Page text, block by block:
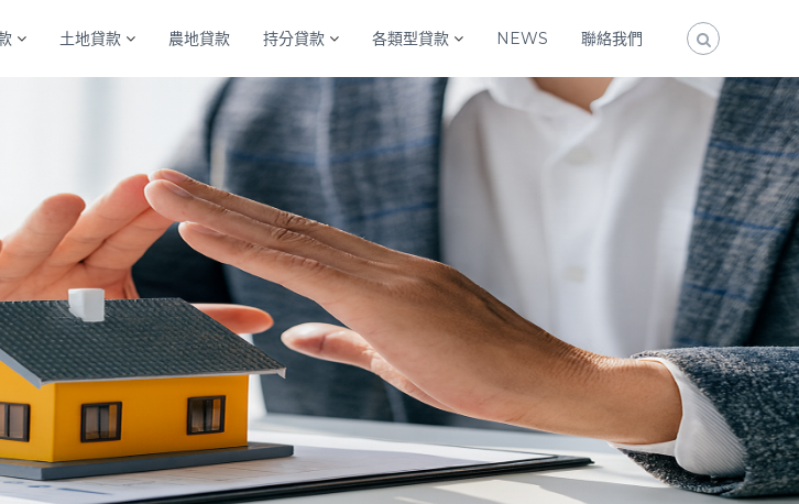
土地貸款 農地貸款 持分貸款 各類型貸款 NEWS 聯絡我們